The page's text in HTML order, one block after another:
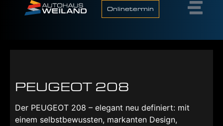
Onlinetermin
PEUGEOT 208
Der PEUGEOT 208 – elegant neu definiert: mit
einem selbstbewussten, markanten Design,